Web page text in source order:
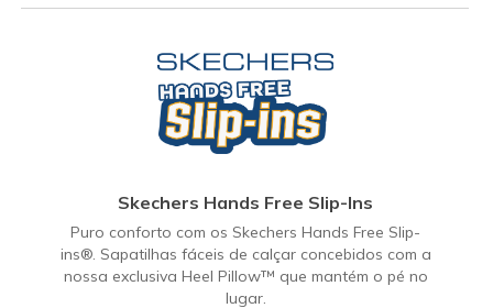
Skechers Hands Free Slip-Ins
Puro conforto com os Skechers Hands Free Slip-
ins®. Sapatilhas fáceis de calçar concebidos com a
nossa exclusiva Heel Pillow™ que mantém o pé no
lugar.